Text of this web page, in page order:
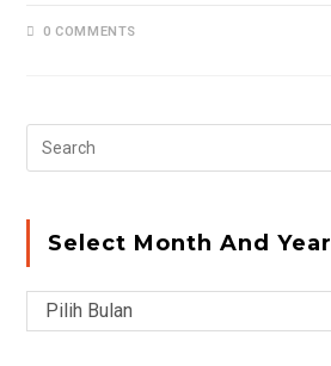
0 COMMENTS
Select Month And Year
Select
Month
Pilih Bulan